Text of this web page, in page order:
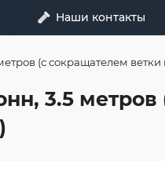
Наши контакты
(с сокращателем
3.5